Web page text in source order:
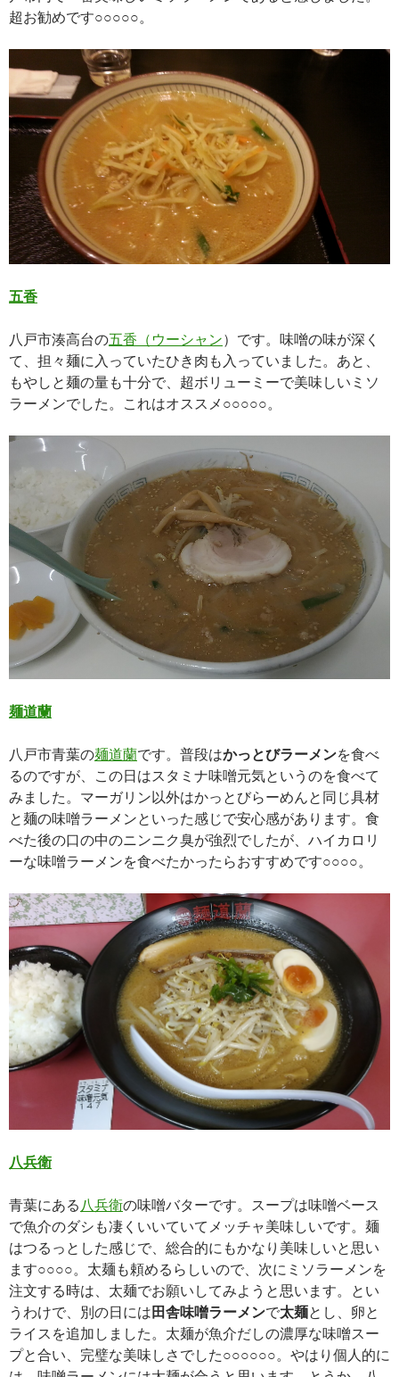
超お勧めです○○○○○。
五香
八戸市湊高台の五香（ウーシャン）です。味噌の味が深く
て、担々麺に入っていたひき肉も入っていました。あと、
もやしと麺の量も十分で、超ボリューミーで美味しいミソ
ラーメンでした。これはオススメ○○○○○。
麺道蘭
八戸市青葉の麺道蘭です。普段はかっとびラーメンを食べ
るのですが、この日はスタミナ味噌元気というのを食べて
みました。マーガリン以外はかっとびらーめんと同じ具材
と麺の味噌ラーメンといった感じで安心感があります。食
べた後の口の中のニンニク臭が強烈でしたが、ハイカロリ
ーな味噌ラーメンを食べたかったらおすすめです○○○○。
八兵衛
青葉にある 八兵衛の味噌バターです。スープは味噌ベース
で魚介のダシも凄くいいていてメッチャ美味しいです。麺
はつるっとした感じで、総合的にもかなり美味しいと思い
ます○○○○。太麺も頼めるらしいので、次にミソラーメンを
注文する時は、太麺でお願いしてみようと思います。とい
うわけで、別の日には田舎味噌ラーメンで太麺とし、卵と
ライスを追加しました。太麺が魚介だしの濃厚な味噌スー
プと合い、完璧な美味しさでした○○○○○○。やはり個人的に